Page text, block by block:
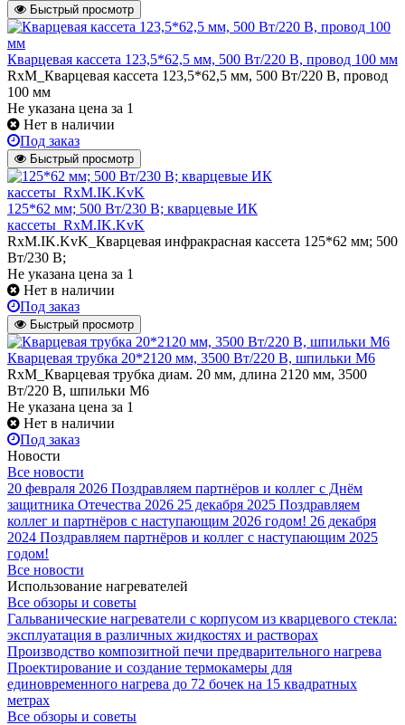
Быстрый просмотр
Кварцевая кассета 123,5*62,5 мм, 500 Вт/220 В, провод 100 мм
RxM_Кварцевая кассета 123,5*62,5 мм, 500 Вт/220 В, провод
100 мм
Не указана цена за 1
Нет в наличии
Под заказ
Быстрый просмотр
125*62 мм; 500 Вт/230 В; кварцевые ИК
кассеты_RxM.IK.KvK
RxM.IK.KvK_Кварцевая инфракрасная кассета 125*62 мм; 500
Вт/230 В;
Не указана цена за 1
Нет в наличии
Под заказ
Быстрый просмотр
Кварцевая трубка 20*2120 мм, 3500 Вт/220 В, шпильки М6
RxM_Кварцевая трубка диам. 20 мм, длина 2120 мм, 3500
Вт/220 В, шпильки М6
Не указана цена за 1
Нет в наличии
Под заказ
Новости
Все новости
20 февраля 2026 Поздравляем партнёров и коллег с Днём
защитника Отечества 2026 25 декабря 2025 Поздравляем
коллег и партнёров с наступающим 2026 годом! 26 декабря
2024 Поздравляем партнёров и коллег с наступающим 2025
годом!
Все новости
Использование нагревателей
Все обзоры и советы
Гальванические нагреватели с корпусом из кварцевого стекла:
эксплуатация в различных жидкостях и растворах
Производство композитной печи предварительного нагрева
Проектирование и создание термокамеры для
единовременного нагрева до 72 бочек на 15 квадратных
метрах
Все обзоры и советы